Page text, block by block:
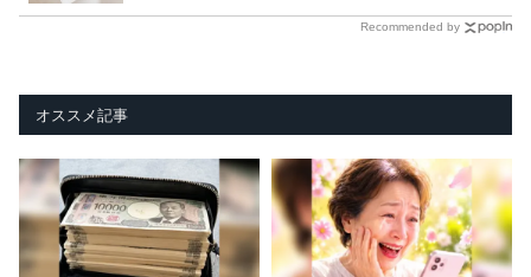
Recommended by
オススメ記事